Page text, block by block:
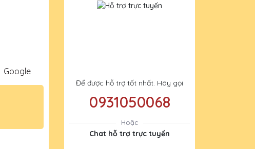
Google
Để được hỗ trợ tốt nhất. Hãy gọi
0931050068
Hoặc
Chat hỗ trợ trực tuyến